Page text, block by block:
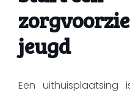
jeugd
Een